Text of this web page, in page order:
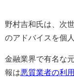
野村吉和氏は、次
のアドバイスを個
金融業界で有名な
報は悪質業者の利